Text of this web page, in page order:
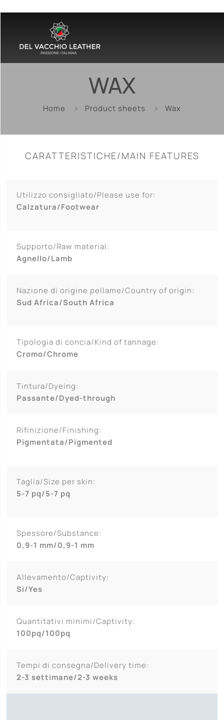
WAX
Home Product sheets Wax
CARATTERISTICHE/MAIN FEATURES
Utilizzo consigliato/Please use for:
Calzatura/Footwear
Supporto/Raw material:
Agnello/Lamb
Nazione di origine pellame/Country of origin:
Sud Africa/South Africa
Tipologia di concia/Kind of tannage:
Cromo/Chrome
Tintura/Dyeing:
Passante/Dyed-through
Rifinizione/Finishing:
Pigmentata/Pigmented
Taglia/Size per skin:
5-7 pq/5-7 pq
Spessore/Substance:
0,9-1 mm/0,9-1 mm
Allevamento/Captivity:
Si/Yes
Quantitativi minimi/Captivity:
100pq/100pq
Tempi di consegna/Delivery time:
2-3 settimane/2-3 weeks